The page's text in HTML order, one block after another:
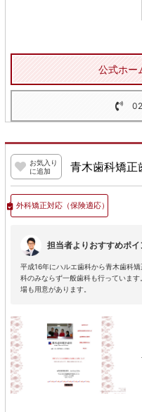
公式ホー
お気入り
に追加
青木歯科矯正
外科矯正対応（保険適応）
担当者よりおすすめポイ
平成16年にハルエ歯科から青木歯科
科のみならず一般歯科も行っていま
場も用意があります。